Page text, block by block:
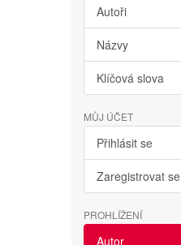
Autoři
Názvy
Klíčová slova
MŮJ ÚČET
Přihlásit se
Zaregistrovat se
PROHLÍŽENÍ
Autor